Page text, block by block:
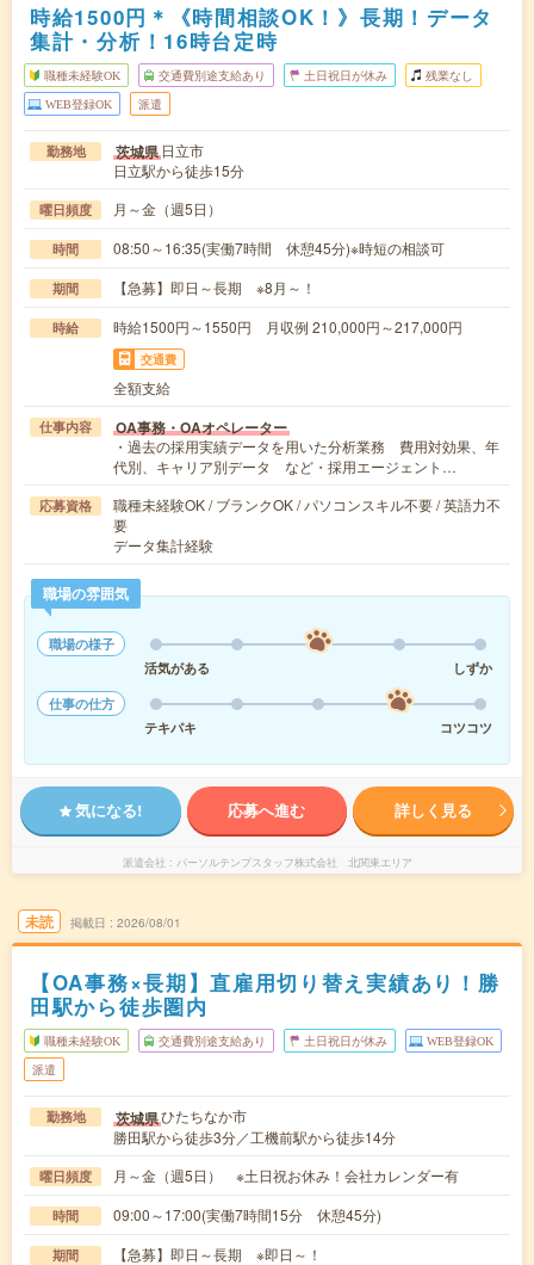
時給1500円＊《時間相談OK！》長期！データ
集計・分析！16時台定時
職種未経験OK 交通費別途支給あり 土日祝日が休み 残業なし
WEB登録OK 派遣
勤務地 茨城県 日立市
日立駅から徒歩15分
曜日頻度 月～金（週5日）
時間 08:50～16:35(実働7時間 休憩45分)※時短の相談可
期間 【急募】即日～長期 ※8月～！
時給 時給1500円～1550円 月収例 210,000円～217,000円
交通費
全額支給
仕事内容 OA事務・OAオペレーター
・過去の採用実績データを用いた分析業務 費用対効果、年
代別、キャリア別データ など・採用エージェント…
応募資格
職種未経験OK / ブランクOK / パソコンスキル不要 / 英語力不
要
データ集計経験
職場の雰囲気
職場の様子
活気がある
しずか
仕事の仕方
テキパキ
コツコツ
気になる! 応募へ進む 詳しく見る
派遣会社 パーソルテンプスタッフ株式会社 北関東エリア
未読 掲載日 2026/08/01
【OA事務×長期】直雇用切り替え実績あり！勝
田駅から徒歩圏内
職種未経験OK 交通費別途支給あり 土日祝日が休み WEB登録OK
派遣
勤務地 茨城県ひたちなか市
勝田駅から徒歩3分／工機前駅から徒歩14分
曜日頻度 月～金（週5日） ※土日祝お休み！会社カレンダー有
時間 09:00～17:00(実働7時間15分 休憩45分)
期間 【急募】即日～長期 ※即日～！